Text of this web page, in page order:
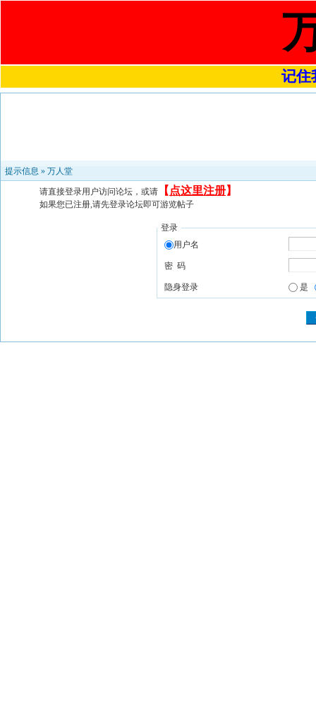
记住
提示信息 » 万人堂
请直接登录用户访问论坛，或请 【 点这里注册】
如果您已注册,请先登录论坛即可游览帖子
登录
用户名
密 码
隐身登录 是